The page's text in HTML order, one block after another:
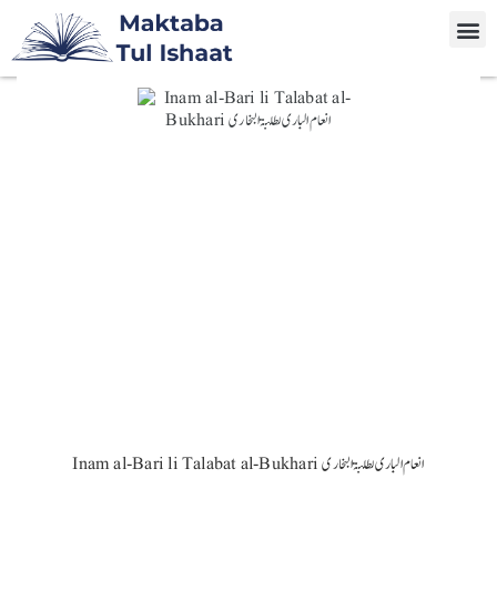
Inam al-Bari li Talabat al-Bukhari انعام الباری لطلبۃ البخاری